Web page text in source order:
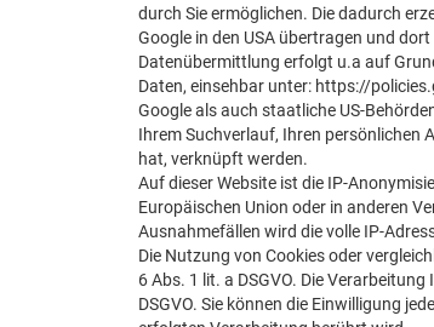
durch Sie ermöglichen. Die dadurch
Google in den USA übertragen und
Datenübermittlung erfolgt u.a auf
Daten, einsehbar unter: https://
Google als auch staatliche US-
Ihrem Suchverlauf, Ihren persönlichen
hat, verknüpft werden.
Auf dieser Website ist die IP-
Europäischen Union oder in anderen
Ausnahmefällen wird die volle IP-
Die Nutzung von Cookies oder
6 Abs. 1 lit. a DSGVO. Die
DSGVO. Sie können die Einwilligung